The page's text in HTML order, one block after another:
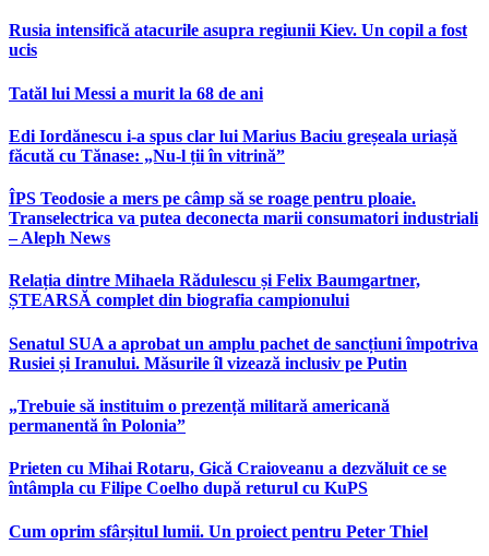
Rusia intensifică atacurile asupra regiunii Kiev. Un copil a fost
ucis
Tatăl lui Messi a murit la 68 de ani
Edi Iordănescu i-a spus clar lui Marius Baciu greșeala uriașă
făcută cu Tănase: „Nu-l ții în vitrină”
ÎPS Teodosie a mers pe câmp să se roage pentru ploaie.
Transelectrica va putea deconecta marii consumatori industriali
– Aleph News
Relația dintre Mihaela Rădulescu și Felix Baumgartner,
ȘTEARSĂ complet din biografia campionului
Senatul SUA a aprobat un amplu pachet de sancțiuni împotriva
Rusiei și Iranului. Măsurile îl vizează inclusiv pe Putin
„Trebuie să instituim o prezență militară americană
permanentă în Polonia”
Prieten cu Mihai Rotaru, Gică Craioveanu a dezvăluit ce se
întâmpla cu Filipe Coelho după returul cu KuPS
Cum oprim sfârșitul lumii. Un proiect pentru Peter Thiel